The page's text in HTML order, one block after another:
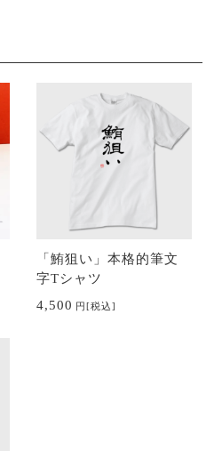
「鮪狙い」本格的筆文
字Tシャツ
4,500 円[税込]